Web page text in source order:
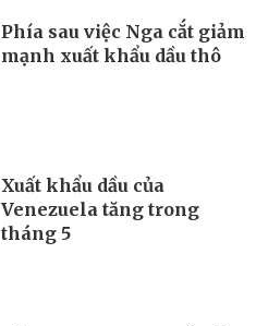
Phía sau việc Nga cắt giảm
mạnh xuất khẩu dầu thô
Xuất khẩu dầu của
Venezuela tăng trong
tháng 5